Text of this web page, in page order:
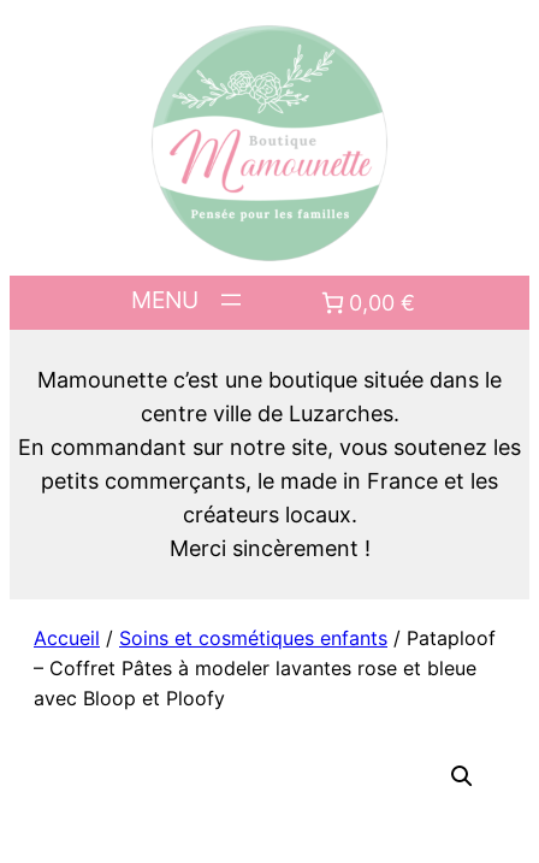
0,00 €
Mamounette c’est une boutique située dans le
centre ville de Luzarches.
En commandant sur notre site, vous soutenez les
petits commerçants, le made in France et les
créateurs locaux.
Merci sincèrement !
Accueil / Soins et cosmétiques enfants / Pataploof
– Coffret Pâtes à modeler lavantes rose et bleue
avec Bloop et Ploofy